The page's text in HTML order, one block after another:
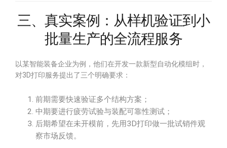
三、真实案例：从样机验证到小
批量生产的全流程服务
以某智能装备企业为例，他们在开发一款新型自动化模组时，
对3D打印服务提出了三个明确要求：
前期需要快速验证多个结构方案；
中期要进行疲劳试验与装配可靠性测试；
后期希望在未开模前，先用3D打印做一批试销件观
察市场反馈。